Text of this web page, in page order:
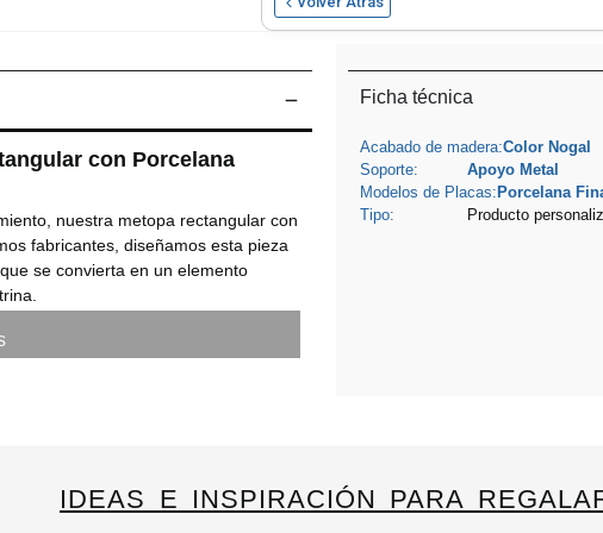
con Porcelana
nuestra metopa rectangular con
fabricantes, diseñamos esta pieza
se convierta en un elemento
especiales?
de grabar ese texto o dedicatoria
Ficha técnica
Acabado de madera:Color Nogal
Soporte:
Apoyo Metal
Modelos de Placas: Porcelana
Tipo:
Producto
IDEAS E INSPIRACIÓN PARA